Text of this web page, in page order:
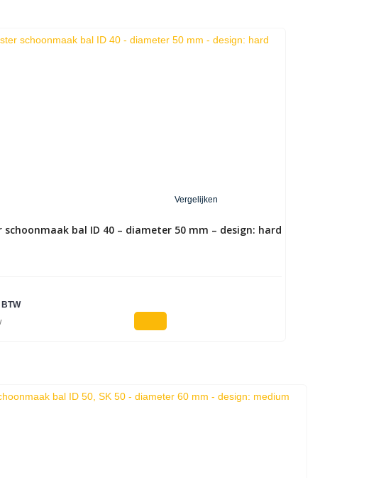
Vergelijken
schoonmaak bal ID 40 – diameter 50 mm – design: hard